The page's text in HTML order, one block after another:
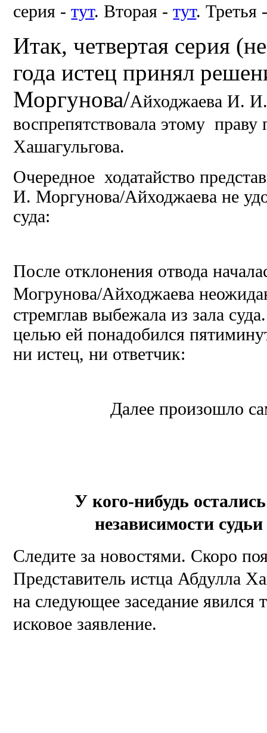
серия -тут. Вторая -тут. Третья
Итак, четвертая серия
года истец принял
Моргунова/Айходжаева И. И.
воспрепятствовала этому праву
Хашагульгова.
Очередное ходатайство
И. Моргунова/Айходжаева не
суда:
После отклонения отвода
Могрунова/Айходжаева
стремглав выбежала из зала
целью ей понадобился
ни истец, ни ответчик:
Далее произошло
У кого-нибудь
независимости
Следите за новостями. Скоро
Представитель истца Абдулла
на следующее заседание
исковое заявление.